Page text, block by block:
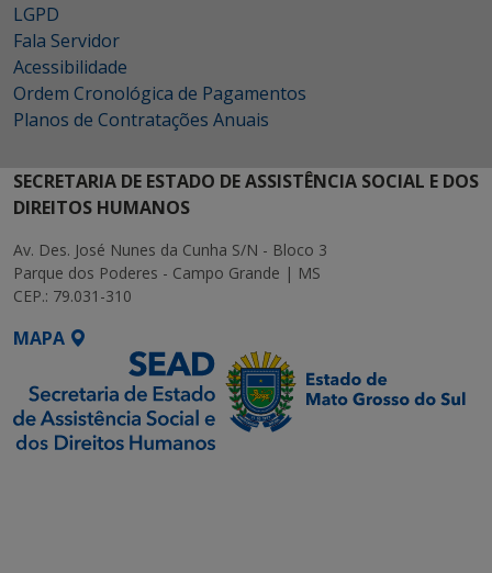
LGPD
Fala Servidor
Acessibilidade
Ordem Cronológica de Pagamentos
Planos de Contratações Anuais
SECRETARIA DE ESTADO DE ASSISTÊNCIA SOCIAL E DOS
DIREITOS HUMANOS
Av. Des. José Nunes da Cunha S/N - Bloco 3
Parque dos Poderes - Campo Grande | MS
CEP.: 79.031-310
MAPA